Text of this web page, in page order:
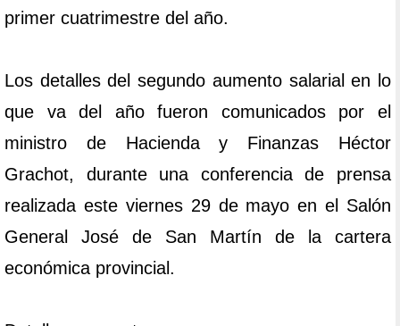
primer cuatrimestre del año.
Los detalles del segundo aumento salarial en lo
que va del año fueron comunicados por el
ministro de Hacienda y Finanzas Héctor
Grachot, durante una conferencia de prensa
realizada este viernes 29 de mayo en el Salón
General José de San Martín de la cartera
económica provincial.